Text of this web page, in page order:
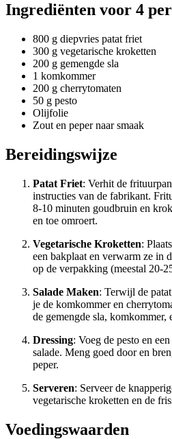
Ingrediënten voor 4
800 g diepvries patat friet
300 g vegetarische kroketten
200 g gemengde sla
1 komkommer
200 g cherrytomaten
50 g pesto
Olijfolie
Zout en peper naar smaak
Bereidingswijze
Patat Friet: Verhit de
instructies van de fabrikant.
8-10 minuten goudbruin en
en toe omroert.
Vegetarische Kroketten:
een bakplaat en verwarm ze in
op de verpakking (meestal 20-
Salade Maken: Terwijl de
je de komkommer en
de gemengde sla, komkommer,
Dressing: Voeg de pesto en
salade. Meng goed door en
peper.
Serveren: Serveer de
vegetarische kroketten en de
Voedingswaarden